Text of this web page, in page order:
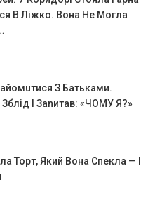
В Ліжко. Вона Не Могла
З Батьками.
І Заnитав: «ЧОМУ Я?»
Торт, Який Вона Спекла — І